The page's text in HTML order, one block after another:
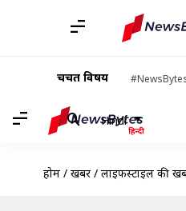
चर्चित विषय
Hindi
होम / खबरें / लाइफस्टाइल की